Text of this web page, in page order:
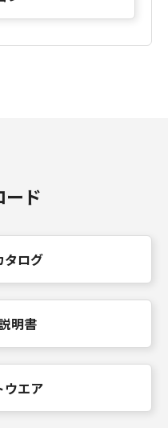
ード
タログ
明書
ウエア